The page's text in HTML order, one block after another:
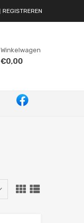
REGISTREREN
Winkelwagen
€0,00